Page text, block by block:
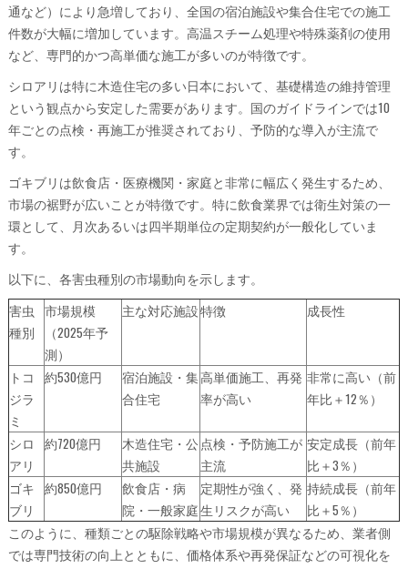
通など）により急増しており、全国の宿泊施設や集合住宅での施工
件数が大幅に増加しています。高温スチーム処理や特殊薬剤の使用
など、専門的かつ高単価な施工が多いのが特徴です。
シロアリは特に木造住宅の多い日本において、基礎構造の維持管理
という観点から安定した需要があります。国のガイドラインでは10
年ごとの点検・再施工が推奨されており、予防的な導入が主流で
す。
ゴキブリは飲食店・医療機関・家庭と非常に幅広く発生するため、
市場の裾野が広いことが特徴です。特に飲食業界では衛生対策の一
環として、月次あるいは四半期単位の定期契約が一般化していま
す。
以下に、各害虫種別の市場動向を示します。
害虫
種別
市場規模
（2025年予
測）
主な対応施設特徴 成長性
トコ
ジラ
ミ
約530億円
宿泊施設・集
合住宅
高単価施工、再発
率が高い
非常に高い（前
年比＋12％）
シロ
アリ
約720億円
木造住宅・公
共施設
点検・予防施工が
主流
安定成長（前年
比＋3％）
ゴキ
ブリ
約850億円
飲食店・病
院・一般家庭
定期性が強く、発
生リスクが高い
持続成長（前年
比＋5％）
このように、種類ごとの駆除戦略や市場規模が異なるため、業者側
では専門技術の向上とともに、価格体系や再発保証などの可視化を